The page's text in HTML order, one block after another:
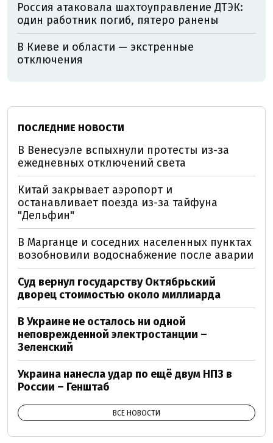
Россия атаковала шахтоуправление ДТЭК:
один работник погиб, пятеро ранены
В Киеве и области — экстренные
отключения
ПОСЛЕДНИЕ НОВОСТИ
В Венесуэле вспыхнули протесты из-за
ежедневных отключений света
Китай закрывает аэропорт и
останавливает поезда из-за тайфуна
"Дельфин"
В Марганце и соседних населенных пунктах
возобновили водоснабжение после аварии
Суд вернул государству Октябрьский
дворец стоимостью около миллиарда
В Украине не осталось ни одной
неповрежденной электростанции –
Зеленский
Украина нанесла удар по ещё двум НПЗ в
России – Генштаб
ВСЕ НОВОСТИ